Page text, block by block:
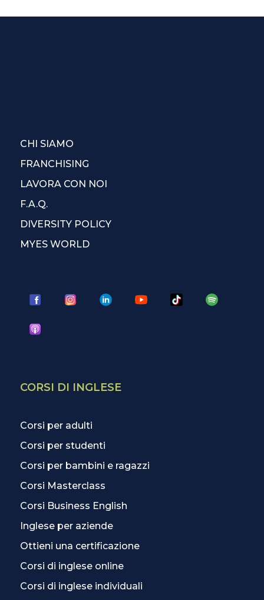
CHI SIAMO
FRANCHISING
LAVORA CON NOI
F.A.Q.
DIVERSITY POLICY
MYES WORLD
CORSI DI INGLESE
Corsi per adulti
Corsi per studenti
Corsi per bambini e ragazzi
Corsi Masterclass
Corsi Business English
Inglese per aziende
Ottieni una certificazione
Corsi di inglese online
Corsi di inglese individuali